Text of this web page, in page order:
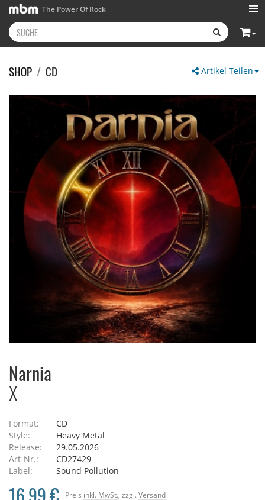
The Power Of Rock
Artikel Teilen
SHOP / CD
Narnia
X
Format:
CD
Style:
Heavy Metal
Release:
29.05.2026
Art-Nr.:
CD27429
Label:
Sound Pollution
Preis inkl. MwSt. , zzgl. Versand